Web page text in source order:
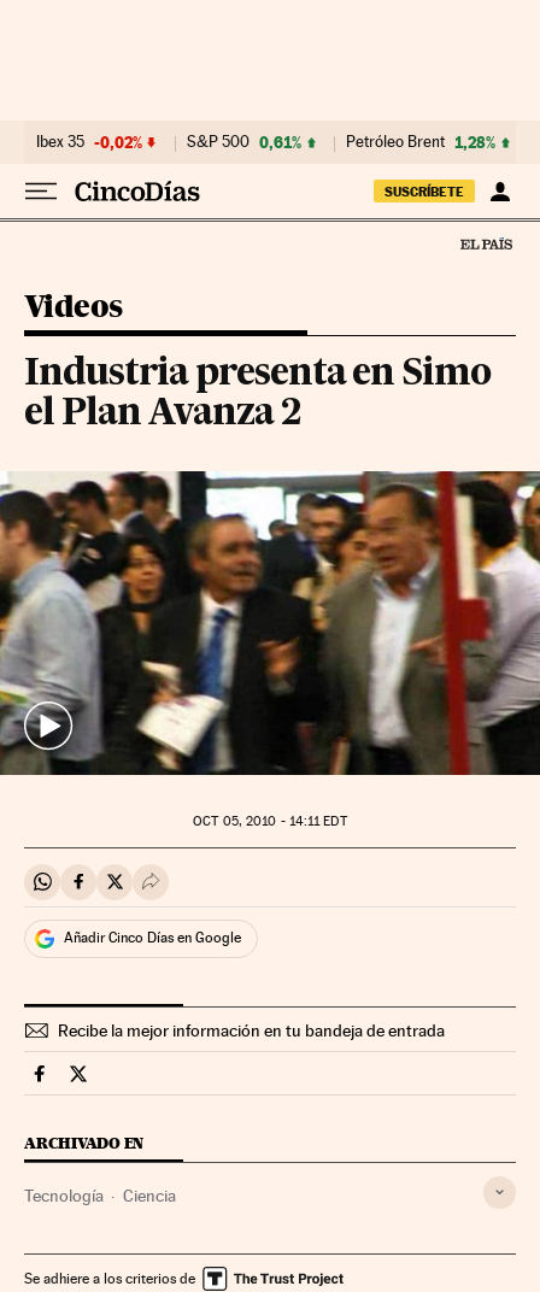
Ibex 35 -0,02% S&P 500 0,61% Petróleo Brent 1,28%
SUSCRÍBETE
Videos
Industria presenta en Simo
el Plan Avanza 2
OCT05, 2010 - 14:11 EDT
Compartir en Whatsapp
Compartir en Facebook
Compartir en Twitter
Desplegar Redes Sociales
Añadir Cinco Días en Google
Recibe la mejor información en tu bandeja de entrada
Videos Cinco Días en Facebook
Videos Cinco Días en Twitter
ARCHIVADO EN
Tecnología Ciencia
Se adhiere a los criterios de